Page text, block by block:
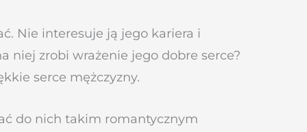
Nie interesuje ją jego kariera i
niej zrobi wrażenie jego dobre serce?
serce mężczyzny.
do nich takim romantycznym